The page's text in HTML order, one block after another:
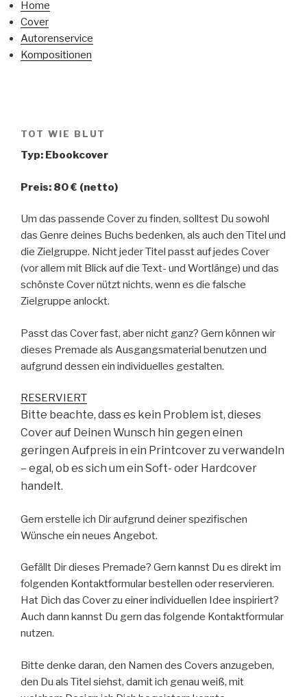
Home
Cover
Autorenservice
Kompositionen
TOT WIE BLUT
Typ: Ebookcover
Preis: 80 € (netto)
Um das passende Cover zu finden, solltest Du sowohl
das Genre deines Buchs bedenken, als auch den Titel und
die Zielgruppe. Nicht jeder Titel passt auf jedes Cover
(vor allem mit Blick auf die Text- und Wortlänge) und das
schönste Cover nützt nichts, wenn es die falsche
Zielgruppe anlockt.
Passt das Cover fast, aber nicht ganz? Gern können wir
dieses Premade als Ausgangsmaterial benutzen und
aufgrund dessen ein individuelles gestalten.
RESERVIERT
Bitte beachte, dass es kein Problem ist, dieses
Cover auf Deinen Wunsch hin gegen einen
geringen Aufpreis in ein Printcover zu verwandeln
– egal, ob es sich um ein Soft- oder Hardcover
handelt.
Gern erstelle ich Dir aufgrund deiner spezifischen
Wünsche ein neues Angebot.
Gefällt Dir dieses Premade? Gern kannst Du es direkt im
folgenden Kontaktformular bestellen oder reservieren.
Hat Dich das Cover zu einer individuellen Idee inspiriert?
Auch dann kannst Du gern das folgende Kontaktformular
nutzen.
Bitte denke daran, den Namen des Covers anzugeben,
den Du als Titel siehst, damit ich genau weiß, mit